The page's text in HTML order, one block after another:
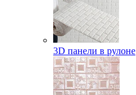
3D панели в рулоне